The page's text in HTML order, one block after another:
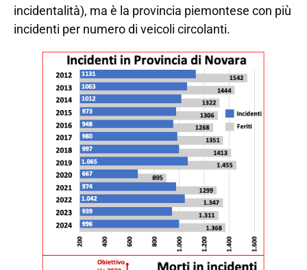
incidentalità), ma è la provincia piemontese con più
incidenti per numero di veicoli circolanti.